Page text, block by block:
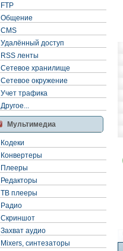
FTP
Общение
CMS
Удалённый доступ
RSS ленты
Сетевое хранилище
Сетевое окружение
Учет трафика
Другое...
Мультимедиа
Кодеки
Конвертеры
Плееры
Редакторы
ТВ плееры
Радио
Скриншот
Захват аудио
Mixers, синтезаторы